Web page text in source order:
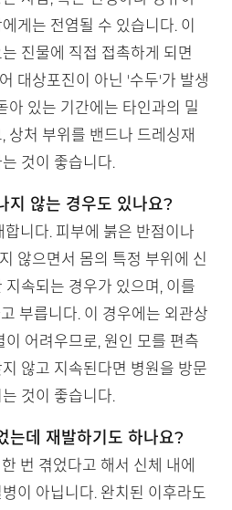
게는 전염될 수 있습니다. 이
진물에 직접 접촉하게 되면
대상포진이 아닌 '수두'가 발생
아 있는 기간에는 타인과의 밀
상처 부위를 밴드나 드레싱재
것이 좋습니다.
지 않는 경우도 있나요?
니다. 피부에 붉은 반점이나
않으면서 몸의 특정 부위에 신
속되는 경우가 있으며, 이를
부릅니다. 이 경우에는 외관상
어려우므로, 원인 모를 편측
않고 지속된다면 병원을 방문
것이 좋습니다.
는데 재발하기도 하나요?
번 겪었다고 해서 신체 내에
이 아닙니다. 완치된 이후라도